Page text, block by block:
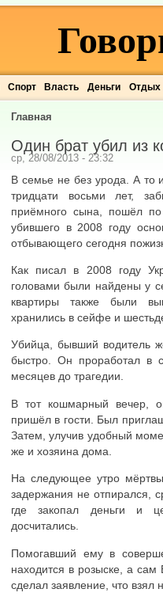
Спорт Власть Деньги Отдых
Главная
Один брат убил из
ср, 28/08/2013 - 23:32
В семье не без урода. А то
тридцати восьми лет,
приёмного сына, пошёл
убившего в 2008 году
отбывающего сегодня
Как писал в 2008 году
головами были найдены у
квартиры также были
хранились в сейфе и
Убийца, бывший водитель
быстро. Он проработал в
месяцев до трагедии.
В тот кошмарный вечер,
пришёл в гости. Был
Затем, улучив удобный
же и хозяина дома.
На следующее утро
задержания не отпирался,
где закопал деньги и
досчитались.
Помогавший ему в
находится в розыске, а сам
сделал заявление, что